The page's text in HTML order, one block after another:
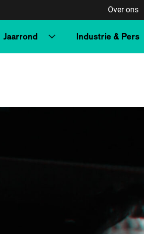
Over ons
Jaarrond Industrie & Pers